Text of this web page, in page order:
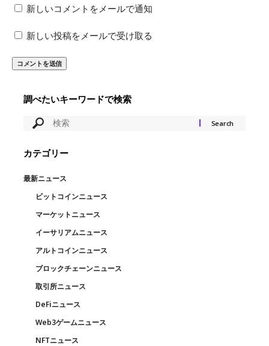
新しいコメントをメールで通知
新しい投稿をメールで受け取る
調べたいキーワードで検索
カテゴリー
最新ニュース
ビットコインニュース
マーケットニュース
イーサリアムニュース
アルトコインニュース
ブロックチェーンニュース
取引所ニュース
DeFiニュース
Web3ゲームニュース
NFTニュース